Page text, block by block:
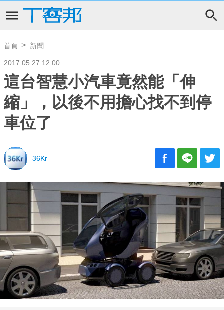
首頁 新聞
2017.05.27 12:00
這台智慧小汽車竟然能「伸
縮」，以後不用擔心找不到停
車位了
36Kr